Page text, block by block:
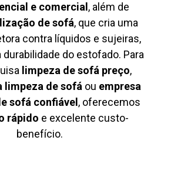
e comercial , além de
de sofá, que cria uma
contra líquidos e sujeiras,
durabilidade do estofado. Para
limpeza de sofá preço,
limpeza de sofáou empresa
sofá confiável , oferecemos
rápido e excelente custo-
benefício.